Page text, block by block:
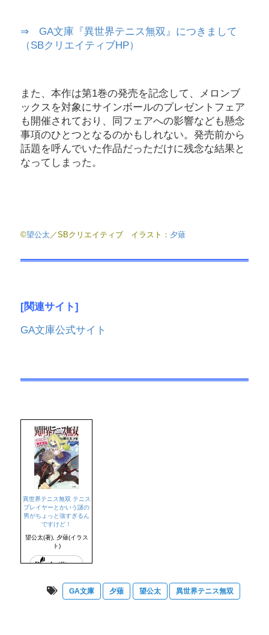
⇒ GA文庫『異世界テニス無双』につきまして
（SBクリエイティブHP）
また、本作は第1巻の発売を記念して、メロンブ
ックスを対象にサインボールのプレゼントフェア
も開催されており、同フェアへの影響なども懸念
事項のひとつとなるのかもしれない。発売前から
話題を呼んでいた作品だっただけに残念な結果と
なってしまった。
©望公太 ／SBクリエイティブ イラスト： 夕薙
[関連サイト]
GA文庫公式サイト
異世界テニス無双 テニス
プレイヤーとかいう謎の
男がちょっと強すぎるん
ですけど！
望公太(著), 夕薙(イラス
ト)
GA文庫 夕薙 望公太 異世界テニス無双